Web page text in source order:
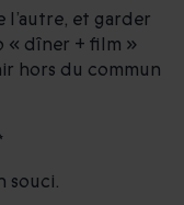
l’autre, et garder
« dîner + film »
hors du commun
souci.